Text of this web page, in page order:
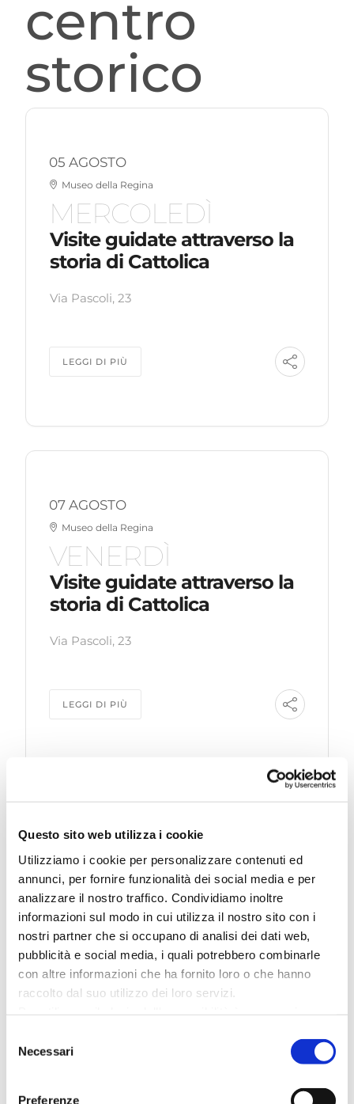
Questo sito web utilizza i cookie
Utilizziamo i cookie per personalizzare contenuti ed
annunci, per fornire funzionalità dei social media e per
analizzare il nostro traffico. Condividiamo inoltre
informazioni sul modo in cui utilizza il nostro sito con i
nostri partner che si occupano di analisi dei dati web,
pubblicità e social media, i quali potrebbero combinarle
con altre informazioni che ha fornito loro o che hanno
raccolto dal suo utilizzo dei loro servizi.
Per ulteriori informazioni è possibile consultare
Cookie Policy.
delNecessari
Preferenze
centro
storico
05 AGOSTO
Museo della Regina
MERCOLEDÌ
Visite guidate attraverso la
storia di Cattolica
Via Pascoli, 23
LEGGI DI PIÙ
07 AGOSTO
Museo della Regina
VENERDÌ
Visite guidate attraverso la
storia di Cattolica
Via Pascoli, 23
LEGGI DI PIÙ
Museo della Regina
MERCOLEDÌ
Visite guidate attraverso la
storia di Cattolica
Via Pascoli, 23
LEGGI DI PIÙ